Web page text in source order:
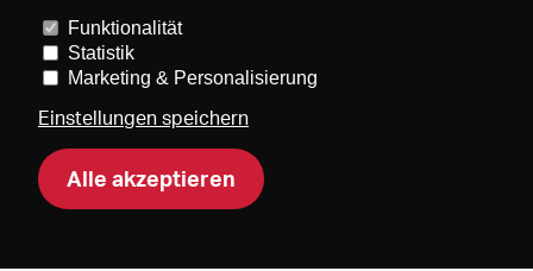
Preise und Mitgliedschaften
Mediadaten
Über uns Impressum
DE
Funktionalität
Statistik
Marketing & Personalisierung
Einstellungen speichern
Alle akzeptieren